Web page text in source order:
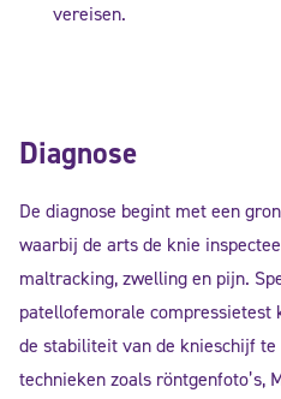
vereisen.
Diagnose
De diagnose begint met een
waarbij de arts de knie
maltracking, zwelling en pijn.
patellofemorale compressietest
de stabiliteit van de knieschijf
technieken zoals röntgenfoto’s,